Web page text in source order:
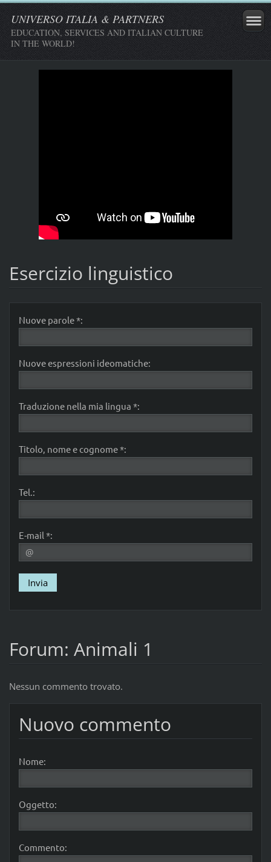
UNIVERSO ITALIA & PARTNERS
EDUCATION, SERVICES AND ITALIAN CULTURE
IN THE WORLD!
Esercizio linguistico
Nuove parole *:
Nuove espressioni ideomatiche:
Traduzione nella mia lingua *:
Titolo, nome e cognome *:
Tel.:
E-mail *:
Forum: Animali 1
Nessun commento trovato.
Nuovo commento
Nome:
Oggetto:
Commento: